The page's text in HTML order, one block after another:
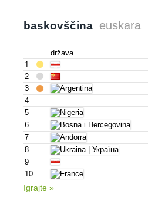
baskovščina euskara
država
1
2
3
4
5
6
7
8
9
10
Igrajte »